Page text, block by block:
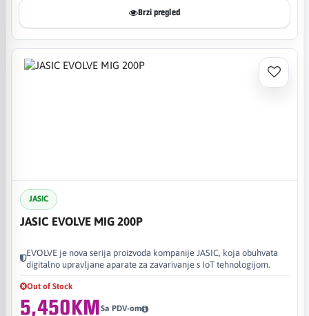
Brzi pregled
JASIC
JASIC EVOLVE MIG 200P
EVOLVE je nova serija proizvoda kompanije JASIC, koja obuhvata
digitalno upravljane aparate za zavarivanje s IoT tehnologijom.
Out of Stock
5,450KMSa PDV-om